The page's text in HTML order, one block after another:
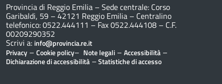
Provincia di Reggio Emilia – Sede centrale: Corso
Garibaldi, 59 – 42121 Reggio Emilia – Centralino
telefonico: 0522.444111 – Fax 0522.444108 – C.F.
00209290352
Scrivi a: info@provincia.re.it
Privacy – Cookie policy– Note legali – Accessibilità –
Dichiarazione di accessibilità –Statistiche di accesso